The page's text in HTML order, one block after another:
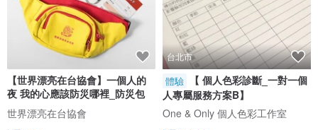
【世界漂亮在台協會】一個人的
夜 我的心應該防災哪裡_防災包
世界漂亮在台協會
台北市
體驗
【 個人色彩診斷_一對一個
人專屬服務方案B】
One & Only 個人色彩工作室